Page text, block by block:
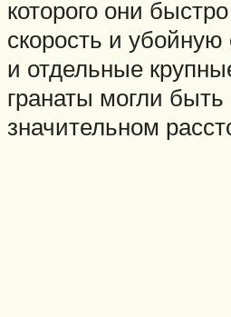
которого они
скорость и убойную
и отдельные
гранаты могли
значительном